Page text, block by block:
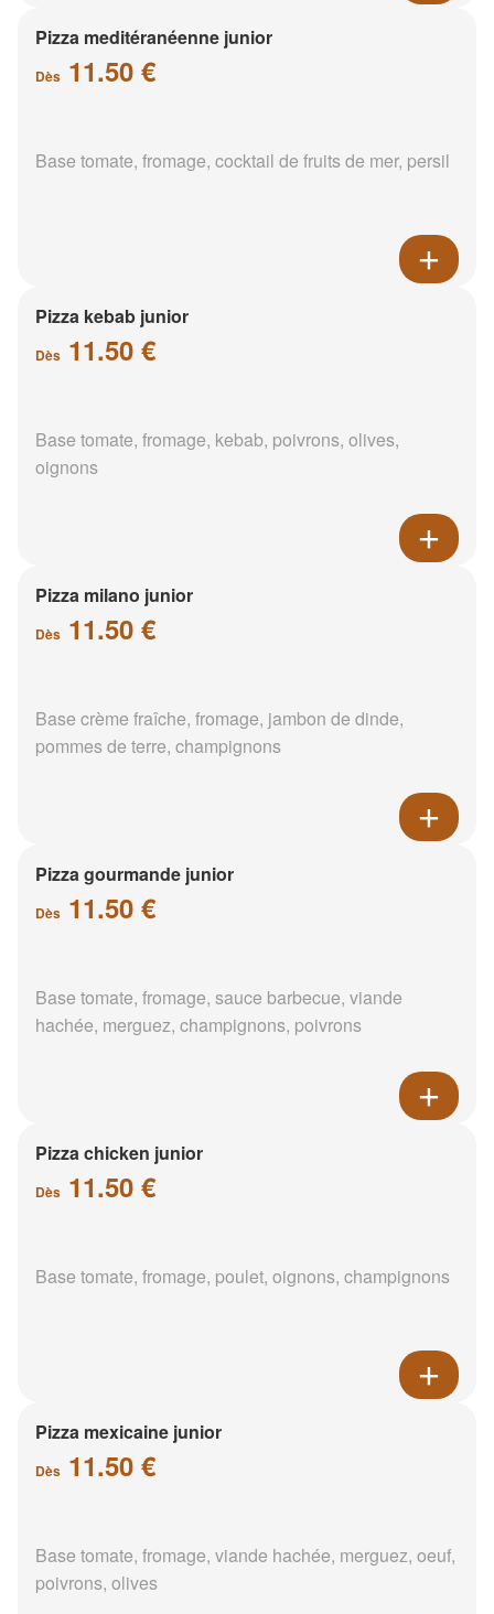
Pizza meditéranéenne junior
Dès 11.50 €
Base tomate, fromage, cocktail de fruits de mer, persil
Pizza kebab junior
Dès 11.50 €
Base tomate, fromage, kebab, poivrons, olives,
oignons
Pizza milano junior
Dès 11.50 €
Base crème fraîche, fromage, jambon de dinde,
pommes de terre, champignons
Pizza gourmande junior
Dès 11.50 €
Base tomate, fromage, sauce barbecue, viande
hachée, merguez, champignons, poivrons
Pizza chicken junior
Dès 11.50 €
Base tomate, fromage, poulet, oignons, champignons
Pizza mexicaine junior
Dès 11.50 €
Base tomate, fromage, viande hachée, merguez, oeuf,
poivrons, olives